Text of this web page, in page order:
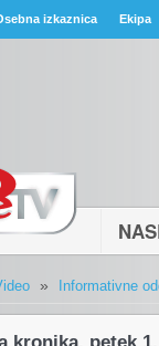
izkaznica Ekipa
» Informativne